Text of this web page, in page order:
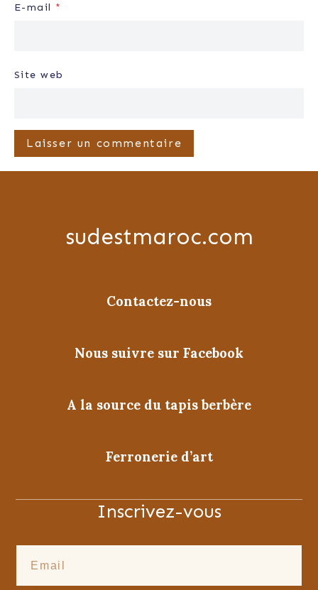
E-mail *
Site web
sudestmaroc.com
Contactez-nous
Nous suivre sur Facebook
A la source du tapis berbère
Ferronerie d’art
Inscrivez-vous